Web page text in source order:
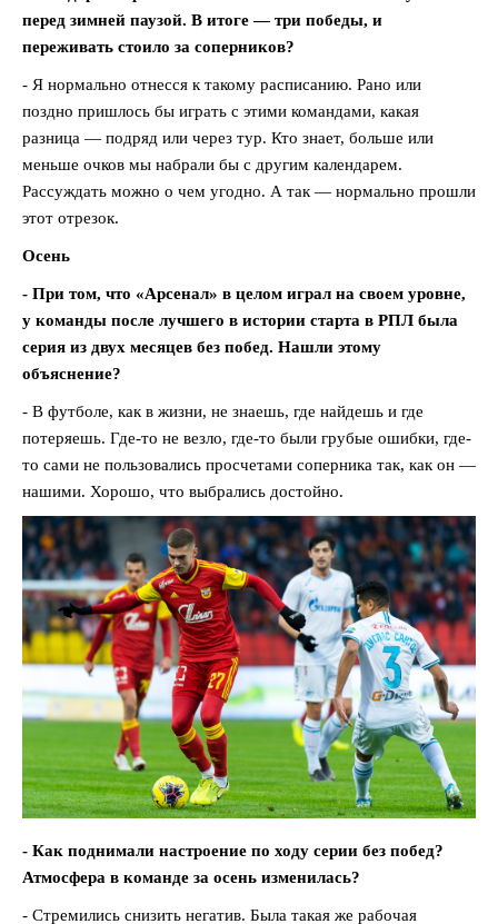
перед зимней паузой. В итоге — три победы, и
переживать стоило за соперников?
- Я нормально отнесся к такому расписанию. Рано или
поздно пришлось бы играть с этими командами, какая
разница — подряд или через тур. Кто знает, больше или
меньше очков мы набрали бы с другим календарем.
Рассуждать можно о чем угодно. А так — нормально прошли
этот отрезок.
Осень
- При том, что «Арсенал» в целом играл на своем уровне,
у команды после лучшего в истории старта в РПЛ была
серия из двух месяцев без побед. Нашли этому
объяснение?
- В футболе, как в жизни, не знаешь, где найдешь и где
потеряешь. Где-то не везло, где-то были грубые ошибки, где-
то сами не пользовались просчетами соперника так, как он —
нашими. Хорошо, что выбрались достойно.
- Как поднимали настроение по ходу серии без побед?
Атмосфера в команде за осень изменилась?
- Стремились снизить негатив. Была такая же рабочая